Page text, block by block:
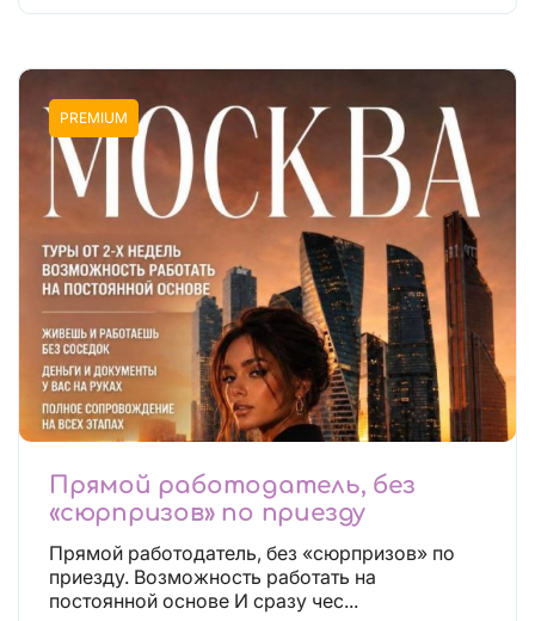
PREMIUM
Прямой работодатель, без
«сюрпризов» по приезду
Прямой работодатель, без «сюрпризов» по
приезду. Возможность работать на
постоянной основе И сразу чес...